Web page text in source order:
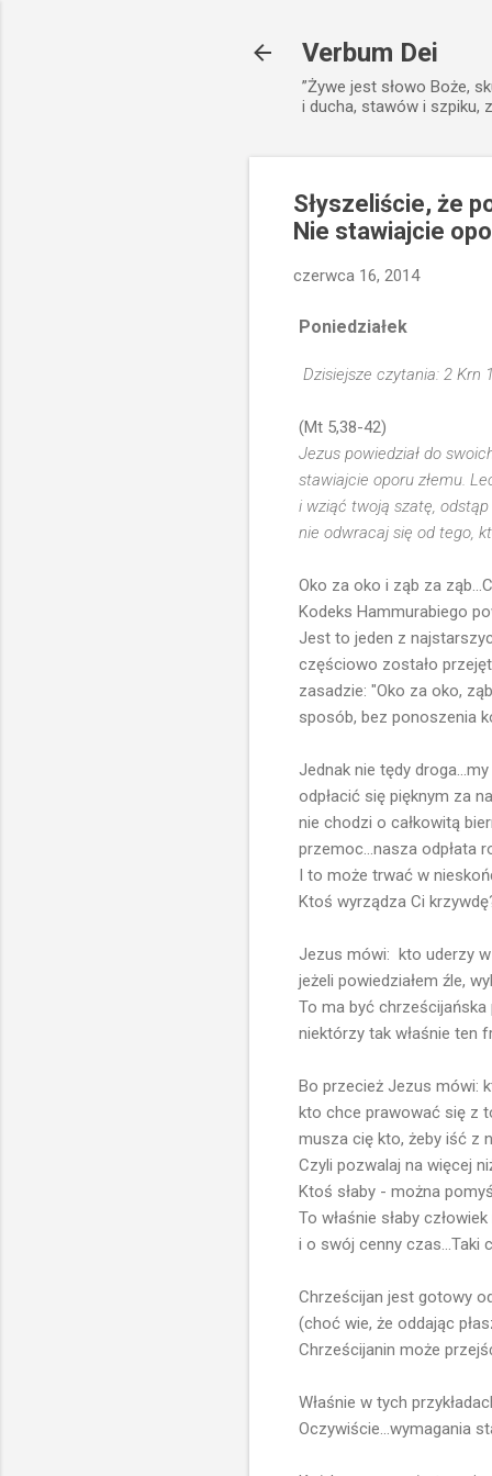
Verbum Dei
”Żywe jest słowo Boże,
i ducha, stawów i szpiku,
Słyszeliście, że
Nie stawiajcie
czerwca 16, 2014
Poniedziałek
Dzisiejsze czytania: 2 Krn
(Mt 5,38-42)
Jezus powiedział do
stawiajcie oporu złemu.
i wziąć twoją szatę,
nie odwracaj się od tego,
Oko za oko i ząb za
Kodeks Hammurabiego
Jest to jeden z
częściowo zostało
zasadzie: "Oko za oko,
sposób, bez ponoszenia
Jednak nie tędy
odpłacić się pięknym za
nie chodzi o całkowitą
przemoc...nasza odpłata
I to może trwać w
Ktoś wyrządza Ci
Jezus mówi: kto uderzy w
jeżeli powiedziałem źle,
To ma być chrześcijańska
niektórzy tak właśnie ten
Bo przecież Jezus mówi:
kto chce prawować się z
musza cię kto, żeby iść z
Czyli pozwalaj na więcej
Ktoś słaby - można
To właśnie słaby
i o swój cenny czas...Taki
Chrześcijan jest gotowy
(choć wie, że oddając
Chrześcijanin może
Właśnie w tych
Oczywiście...wymagania